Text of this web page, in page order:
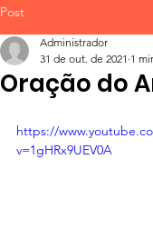
Post
Oração do
Administrador
31 de out. de 2021 1
https://
v=1gHRx9UEV0A